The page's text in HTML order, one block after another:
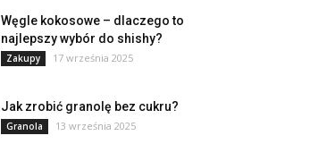
Węgle kokosowe – dlaczego to
najlepszy wybór do shishy?
Zakupy 17 września 2025
Jak zrobić granolę bez cukru?
Granola 13 września 2025